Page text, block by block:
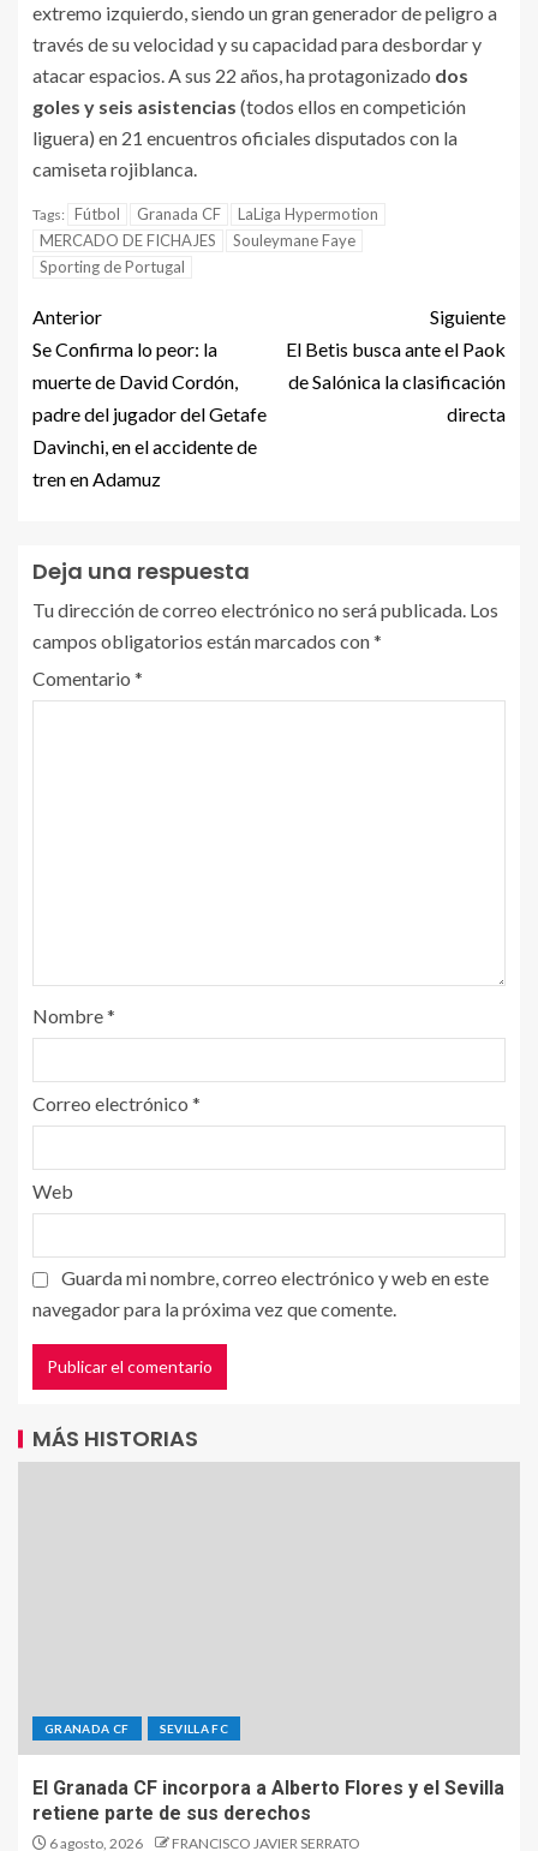
extremo izquierdo, siendo un gran generador de peligro a
través de su velocidad y su capacidad para desbordar y
atacar espacios. A sus 22 años, ha protagonizado dos
goles y seis asistencias (todos ellos en competición
liguera) en 21 encuentros oficiales disputados con la
camiseta rojiblanca.
Tags: Fútbol Granada CF
LaLiga Hypermotion
MERCADO DE FICHAJES
Souleymane Faye
Sporting de Portugal
Anterior
Se Confirma lo peor: la
muerte de David Cordón,
padre del jugador del Getafe
Davinchi, en el accidente de
tren en Adamuz
Siguiente
El Betis busca ante el Paok
de Salónica la clasificación
directa
Deja una respuesta
Tu dirección de correo electrónico no será publicada. Los
campos obligatorios están marcados con*
Comentario *
Nombre*
Correo electrónico *
Web
Guarda mi nombre, correo electrónico y web en este
navegador para la próxima vez que comente.
MÁS HISTORIAS
GRANADA CF SEVILLA FC
El Granada CF incorpora a Alberto Flores y el Sevilla
retiene parte de sus derechos
6 agosto, 2026 FRANCISCO JAVIER SERRATO